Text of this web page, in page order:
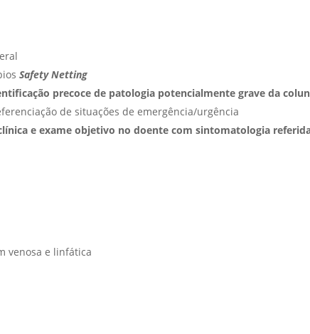
Safety Netting
precoce de patologia potencialmente grave da
de situações de emergência/urgência
e exame objetivo no doente com sintomatologia
venosa e linfática